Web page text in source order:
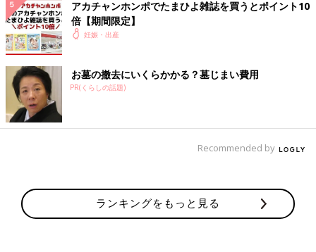
ちなみに、喉の少しの違和感なら市販トローチも使えるのあ
るので、薬剤師さんのいるドラッグストアで聞いても良いか
なと🙂 あとは、うがい薬も使っていいやつ、悪いやつある
ので、薬剤師さんに聞けば👍 鼻水となると、内服になっち
ゃうと思うので、１番はやっぱり病院かなと思います。 今
はインフルエンザとかコロナじゃなくても、咳が酷い風邪が
増えてるらしいので、軽いうちに治ればいいですね🥺
ます！うがい薬でも使っていいやつと悪いやつがあるんで
すね😳知らなかったです！！ 風邪には気をつけていたん
ですが、旦那が風邪引いてておそらくもらいましたね💦 早
アカチャンホンポでたまひよ雑誌を買うとポイント10
倍【期間限定】
妊娠・出産
お墓の撤去にいくらかかる？墓じまい費用
PR(くらしの話題)
Recommended by
ランキングをもっと見る